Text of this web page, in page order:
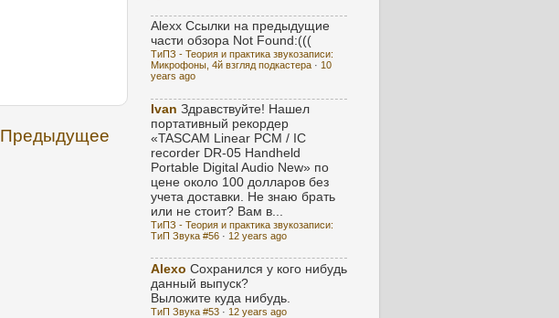
Предыдущее
Alexx Ссылки на предыдущие
части обзора Not Found:(((
ТиПЗ - Теория и практика звукозаписи:
Микрофоны, 4й взгляд подкастера · 10
years ago
Ivan Здравствуйте! Нашел
портативный рекордер
«TASCAM Linear PCM / IC
recorder DR-05 Handheld
Portable Digital Audio New» по
цене около 100 долларов без
учета доставки. Не знаю брать
или не стоит? Вам в...
ТиПЗ - Теория и практика звукозаписи:
ТиП Звука #56 · 12 years ago
Alexo Сохранился у кого нибудь
данный выпуск?
Выложите куда нибудь.
ТиП Звука #53 · 12 years ago